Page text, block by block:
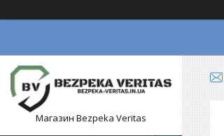
Магазин Bezpeka Veritas